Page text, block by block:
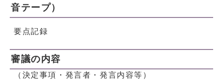
音テープ）
要点記録
審議の内容
（決定事項・発言者・発言内容等）